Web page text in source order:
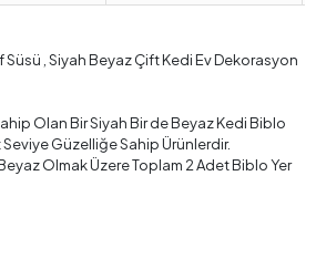
Süsü , Siyah Beyaz Çift Kedi Ev Dekorasyon
Olan Bir Siyah Bir de Beyaz Kedi Biblo
Güzelliğe Sahip Ürünlerdir.
Olmak Üzere Toplam 2 Adet Biblo Yer